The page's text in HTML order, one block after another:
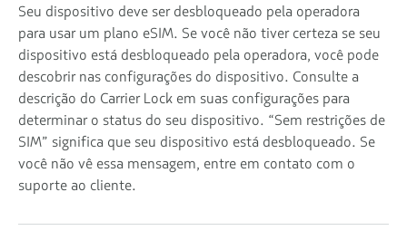
Seu dispositivo deve ser desbloqueado pela operadora
para usar um plano eSIM. Se você não tiver certeza se seu
dispositivo está desbloqueado pela operadora, você pode
descobrir nas configurações do dispositivo. Consulte a
descrição do Carrier Lock em suas configurações para
determinar o status do seu dispositivo. “Sem restrições de
SIM” significa que seu dispositivo está desbloqueado. Se
você não vê essa mensagem, entre em contato com o
suporte ao cliente.